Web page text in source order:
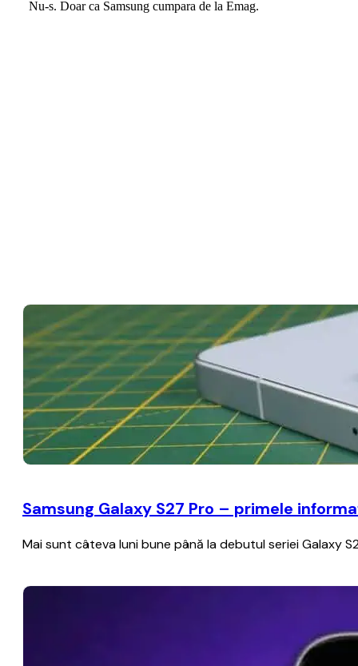
Samsung Galaxy S27 Pro – primele
Mai sunt câteva luni bune până la debutul seriei Galaxy